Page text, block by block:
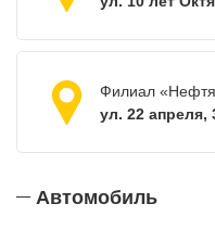
Филиал
ул. 22 апреля,
Автомобиль